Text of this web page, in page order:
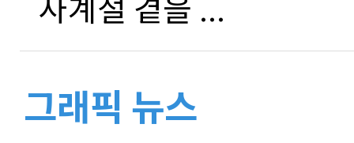
그래픽 뉴스